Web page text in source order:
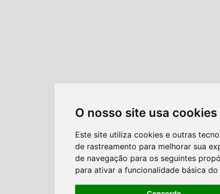
O nosso site usa cookies
Este site utiliza cookies e outras
de rastreamento para melhorar sua
de navegação para os seguintes
para ativar a funcionalidade básica